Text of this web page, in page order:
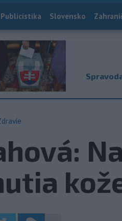
Publicistika Slovensko